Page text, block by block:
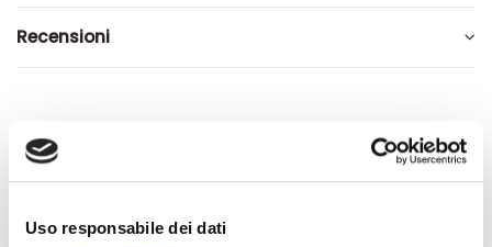
Uso responsabile dei dati
Recensioni
Altri prodotti che potrebbero